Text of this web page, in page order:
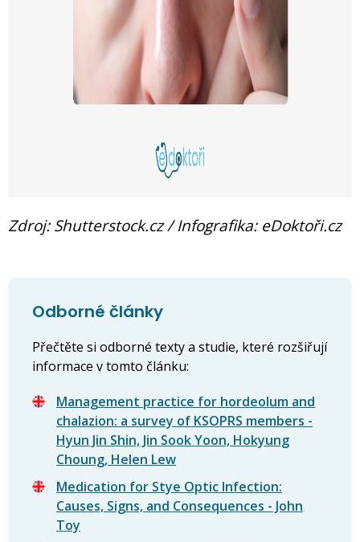
Zdroj: Shutterstock.cz / Infografika: eDoktoři.cz
Odborné články
Přečtěte si odborné texty a studie, které rozšiřují
informace v tomto článku:
Management practice for hordeolum and
chalazion: a survey of KSOPRS members -
Hyun Jin Shin, Jin Sook Yoon, Hokyung
Choung, Helen Lew
Medication for Stye Optic Infection:
Causes, Signs, and Consequences - John
Toy